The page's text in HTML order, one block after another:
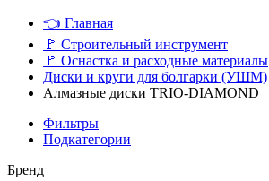
👈 Главная
🚩 Строительный инструмент
🚩 Оснастка и расходные материалы
Диски и круги для болгарки (УШМ)
Алмазные диски TRIO-DIAMOND
Фильтры
Подкатегории
Бренд